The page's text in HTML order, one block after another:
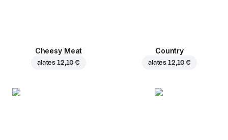
Cheesy Meat
alates 12,10 €
Country
alates 12,10 €